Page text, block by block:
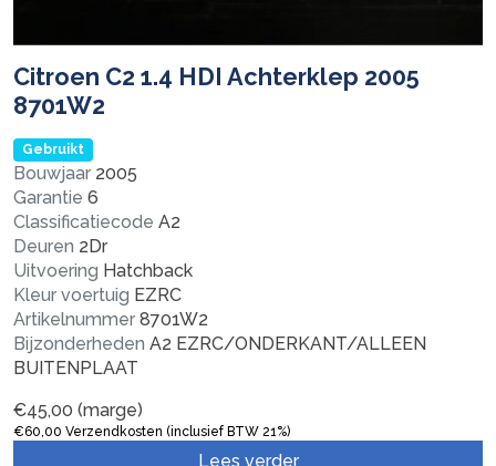
Citroen C2 1.4 HDI Achterklep 2005
8701W2
Gebruikt
Bouwjaar 2005
Garantie 6
Classificatiecode A2
Deuren 2Dr
Uitvoering Hatchback
Kleur voertuig EZRC
Artikelnummer 8701W2
Bijzonderheden A2 EZRC/ONDERKANT/ALLEEN
BUITENPLAAT
€45,00 (marge)
€60,00 Verzendkosten (inclusief BTW 21%)
Lees verder